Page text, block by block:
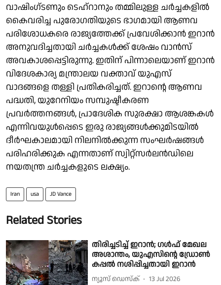
വാഷിംഗ്ടണും ടെഹ്‌റാനും തമ്മിലുള്ള ചർച്ചകളിൽ
കൈവരിച്ച പുരോഗതിയുടെ ഭാഗമായി ആണവ
പരിശോധകരെ രാജ്യത്തേക്ക് പ്രവേശിക്കാൻ ഇറാൻ
അനുവദിച്ചതായി ചർച്ചകൾക്ക് ശേഷം വാൻസ്
അവകാശപ്പെട്ടിരുന്നു. ഇതിന് പിന്നാലെയാണ് ഇറാൻ
വിദേശകാര്യ മന്ത്രാലയ വക്താവ് യുഎസ്
വാദങ്ങളെ തള്ളി പ്രതികരിച്ചത്. ഇറാന്റെ ആണവ
പദ്ധതി, യുറേനിയം സമ്പുഷ്ടീകരണ
പ്രവർത്തനങ്ങൾ, പ്രാദേശിക സുരക്ഷാ ആശങ്കകൾ
എന്നിവയുൾപ്പെടെ ഇരു രാജ്യങ്ങൾക്കുമിടയിൽ
ദീർഘകാലമായി നിലനിൽക്കുന്ന സംഘർഷങ്ങൾ
പരിഹരിക്കുക എന്നതാണ് സ്വിറ്റ്സർലൻഡിലെ
നയതന്ത്ര ചർച്ചകളുടെ ലക്ഷ്യം.
Iran usa JD Vance
Related Stories
തിരിച്ചടിച്ച് ഇറാൻ; ഗൾഫ് മേഖല
അശാന്തം, യുഎസിൻ്റെ ഡ്രോൺ
കപ്പൽ നശിപ്പിച്ചതായി ഇറാൻ
ന്യൂസ് ഡെസ്ക് 13 Jul 2026